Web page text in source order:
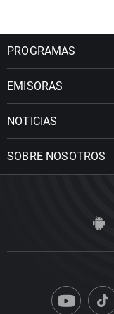
PROGRAMAS
EMISORAS
NOTICIAS
SOBRE NOSOTROS